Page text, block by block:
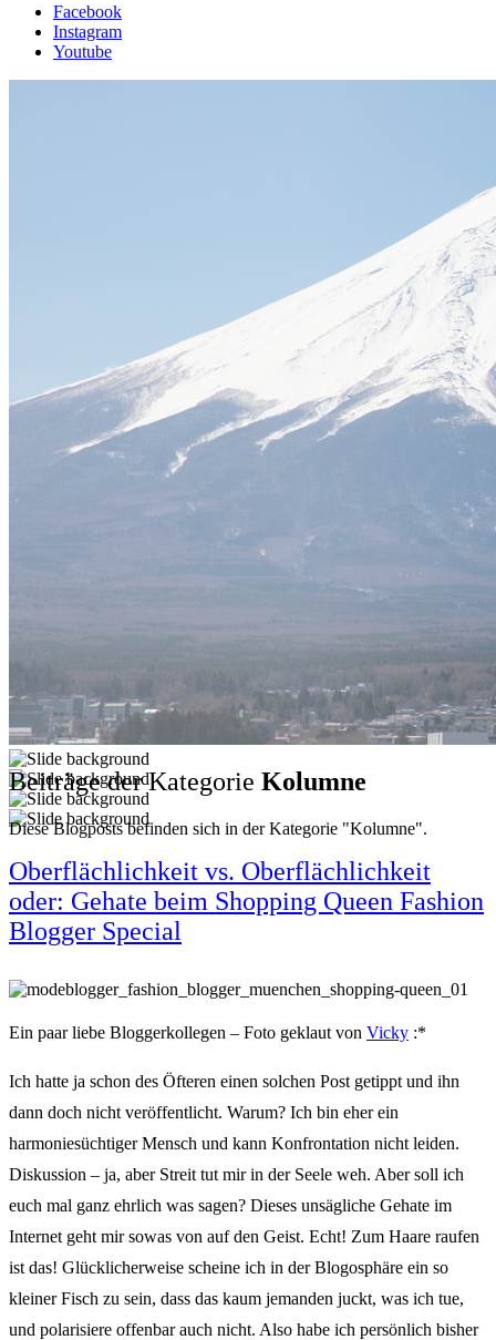
Facebook
Instagram
Youtube
Beiträge der Kategorie Kolumne
Diese Blogposts befinden sich in der Kategorie "Kolumne".
Oberflächlichkeit vs. Oberflächlichkeit
oder: Gehate beim Shopping Queen Fashion
Blogger Special
Ein paar liebe Bloggerkollegen – Foto geklaut von Vicky :*
Ich hatte ja schon des Öfteren einen solchen Post getippt und ihn
dann doch nicht veröffentlicht. Warum? Ich bin eher ein
harmoniesüchtiger Mensch und kann Konfrontation nicht leiden.
Diskussion – ja, aber Streit tut mir in der Seele weh. Aber soll ich
euch mal ganz ehrlich was sagen? Dieses unsägliche Gehate im
Internet geht mir sowas von auf den Geist. Echt! Zum Haare raufen
ist das! Glücklicherweise scheine ich in der Blogosphäre ein so
kleiner Fisch zu sein, dass das kaum jemanden juckt, was ich tue,
und polarisiere offenbar auch nicht. Also habe ich persönlich bisher